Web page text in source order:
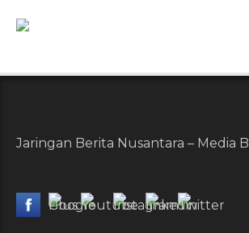
Jaringan Berita Nusantara – Media